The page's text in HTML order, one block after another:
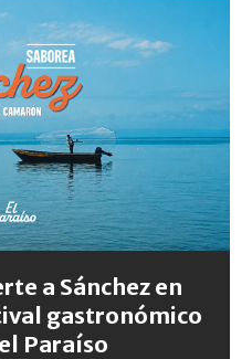
a Sánchez en
gastronómico
Paraíso